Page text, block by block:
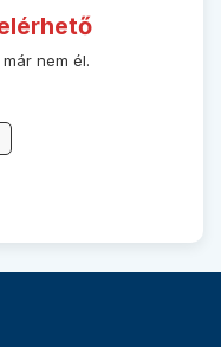
nem él.